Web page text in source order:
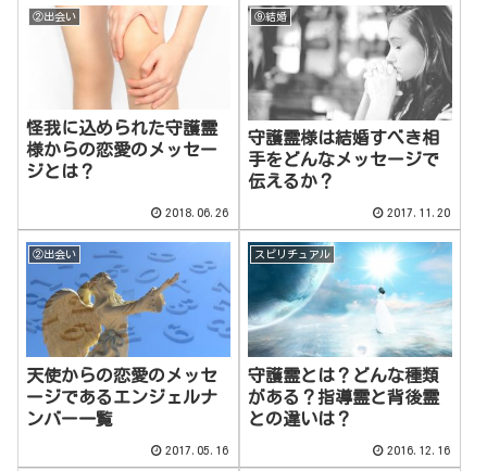
②出会い
怪我に込められた守護霊
様からの恋愛のメッセー
ジとは？
2018.06.26
⑨結婚
守護霊様は結婚すべき相
手をどんなメッセージで
伝えるか？
2017.11.20
②出会い
天使からの恋愛のメッセ
ージであるエンジェルナ
ンバー一覧
2017.05.16
スピリチュアル
守護霊とは？どんな種類
がある？指導霊と背後霊
との違いは？
2016.12.16